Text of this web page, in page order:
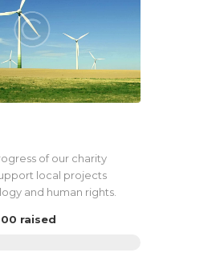
of our charity
local projects
and human rights.
raised